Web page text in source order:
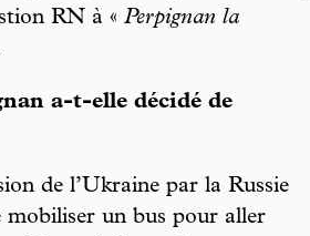
RN à « Perpignan la
a-t-elle décidé de
de l’Ukraine par la Russie
un bus pour aller